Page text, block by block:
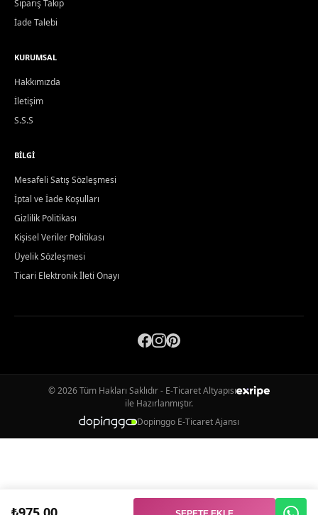
Sipariş Takip
İade Talebi
KURUMSAL
Hakkımızda
İletişim
S.S.S
BILGI
Mesafeli Satış Sözleşmesi
İptal ve İade Koşulları
Gizlilik Politikası
Kişisel Veriler Politikası
Üyelik Sözleşmesi
Ticari Elektronik İleti Onayı
© 2026 Tüm Hakları Saklıdır - E-Ticaret Altyapısı
ile Hazırlanmıştır.
Dopinggo E-Ticaret Ajansı